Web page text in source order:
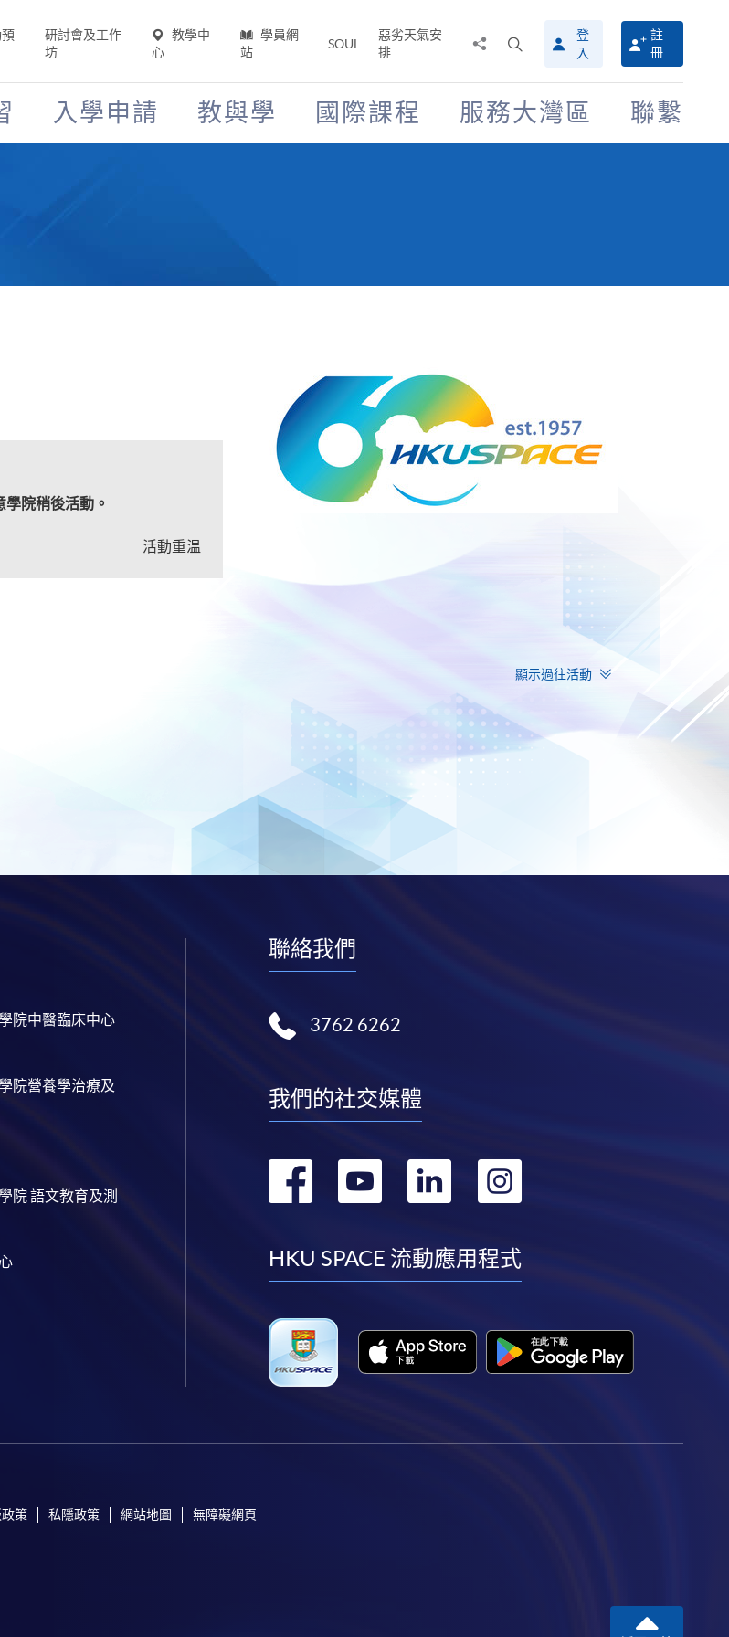
研討會及工作
坊
教學中
心
學員網
站
SOUL
惡劣天氣安
排
搜
尋
介
面
登
入
註
冊
入學申請 教與學 國際課程 服務大灣區 聯繫
院稍後活動。
活動重温
顯示過往活動
院中醫臨床中心
院營養學治療及
院 語文教育及測
聯絡我們
3762 6262
我們的社交媒體
轉
facebook
轉
youtube
轉
linkedin
轉
instagram
HKU SPACE 流動應用程式
策 私隱政策 網站地圖 無障礙網頁